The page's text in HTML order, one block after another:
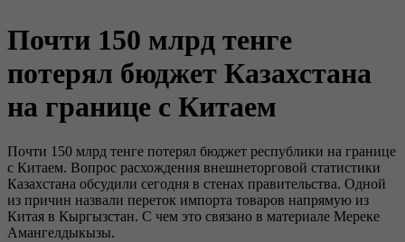
Почти 150 млрд тенге
потерял бюджет Казахстана
на границе с Китаем
Почти 150 млрд тенге потерял бюджет республики на границе
с Китаем. Вопрос расхождения внешнеторговой статистики
Казахстана обсудили сегодня в стенах правительства. Одной
из причин назвали переток импорта товаров напрямую из
Китая в Кыргызстан. С чем это связано в материале Мереке
Амангелдыкызы.